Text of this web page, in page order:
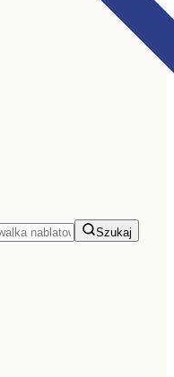
Szukaj